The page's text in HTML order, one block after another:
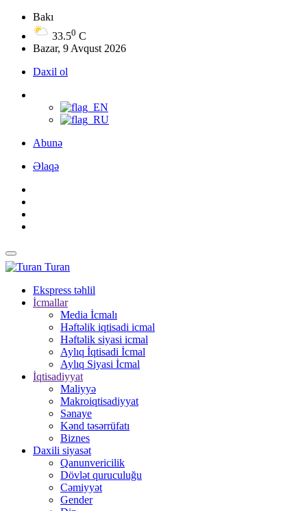
Bakı
33.50 C
Bazar, 9 Avqust 2026
Daxil ol
Abunə
Əlaqə
Turan
Ekspress təhlil
İcmallar
Media İcmalı
Həftəlik iqtisadi icmal
Həftəlik siyasi icmal
Aylıq İqtisadi İcmal
Aylıq Siyasi İcmal
İqtisadiyyat
Maliyyə
Makroiqtisadiyyat
Sənaye
Kənd təsərrüfatı
Biznes
Daxili siyasət
Qanunvericilik
Dövlət quruculuğu
Cəmiyyət
Gender